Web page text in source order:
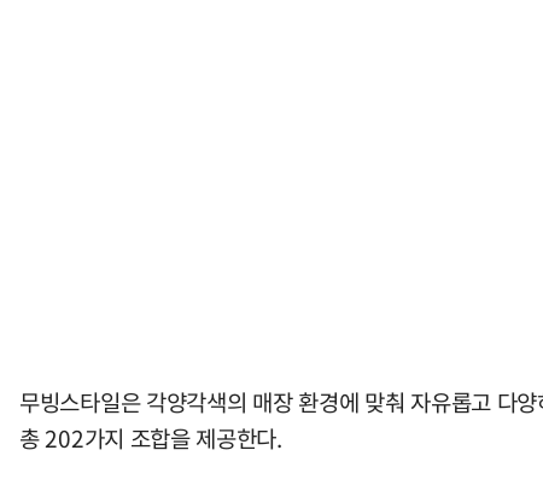
무빙스타일은 각양각색의 매장 환경에 맞춰 자유롭고
총 202가지 조합을 제공한다.